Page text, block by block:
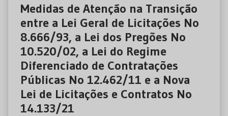
Medidas de Atenção na Transição
entre a Lei Geral de Licitações No
8.666/93, a Lei dos Pregões No
10.520/02, a Lei do Regime
Diferenciado de Contratações
Públicas No 12.462/11 e a Nova
Lei de Licitações e Contratos No
14.133/21